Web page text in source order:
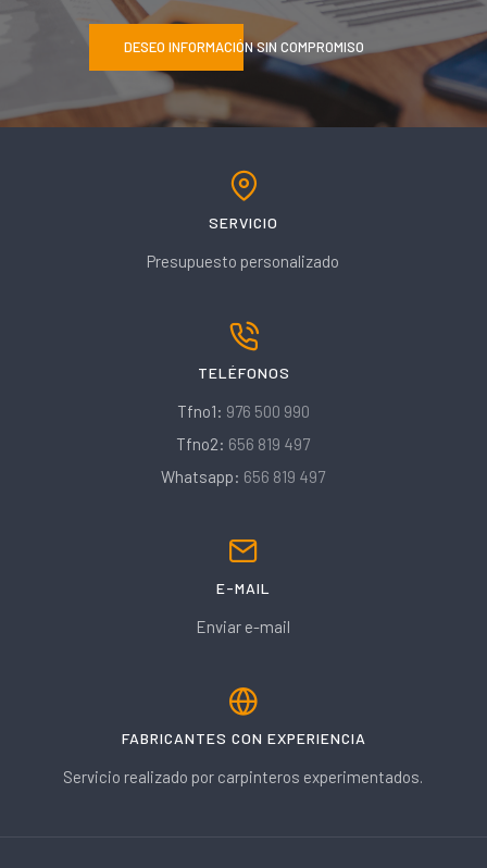
DESEO INFORMACIÓN SIN COMPROMISO
SERVICIO
Presupuesto personalizado
TELÉFONOS
Tfno1: 976 500 990
Tfno2: 656 819 497
Whatsapp: 656 819 497
E-MAIL
Enviar e-mail
FABRICANTES CON EXPERIENCIA
Servicio realizado por carpinteros experimentados.